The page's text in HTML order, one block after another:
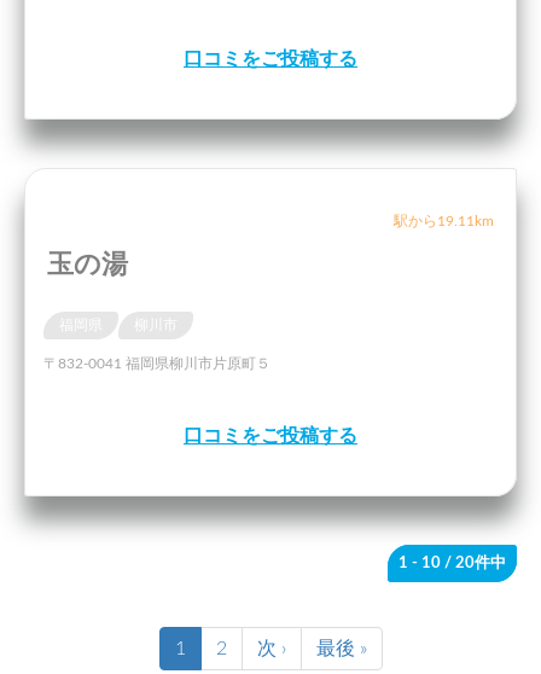
口コミをご投稿する
駅から19.11km
玉の湯
〒832-0041 福岡県柳川市片原町５
口コミをご投稿する
1 - 10 / 20件中
1 2 次 › 最後 »